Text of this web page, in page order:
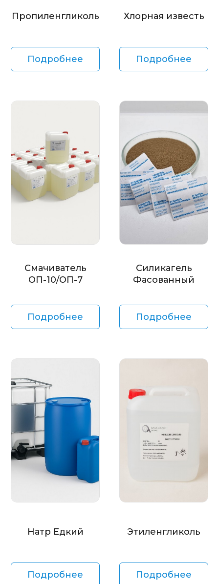
Пропиленгликоль
Подробнее
Хлорная известь
Подробнее
Смачиватель
ОП-10/ОП-7
Подробнее
Силикагель
Фасованный
Подробнее
Натр Едкий
Подробнее
Этиленгликоль
Подробнее